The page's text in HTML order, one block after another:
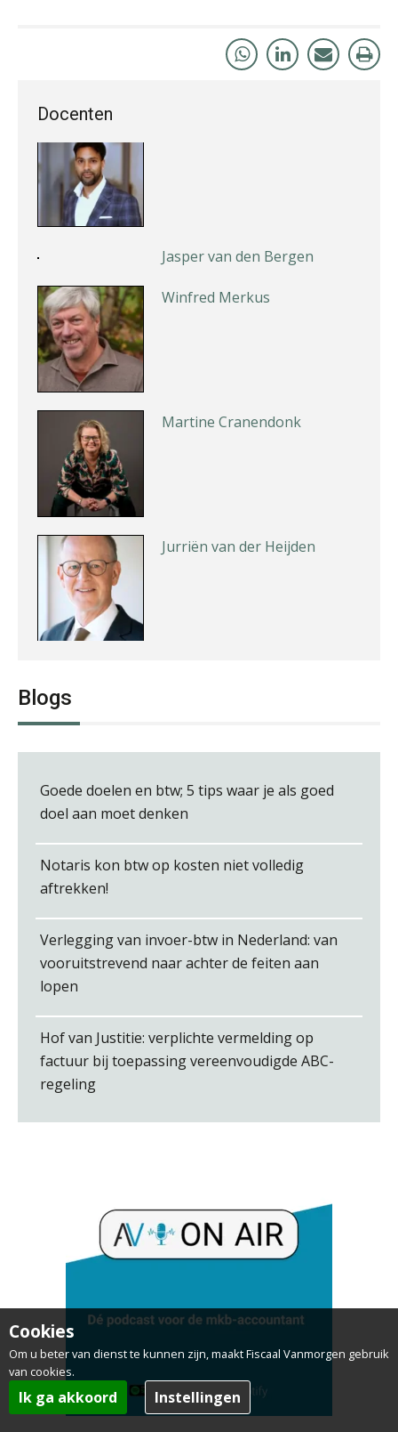
Docenten
Rakesh Ghirah
Erik van Toledo
Blogs
Goede doelen en btw; 5 tips waar je als goed
doel aan moet denken
Notaris kon btw op kosten niet volledig
aftrekken!
Verlegging van invoer-btw in Nederland: van
vooruitstrevend naar achter de feiten aan
lopen
Hof van Justitie: verplichte vermelding op
factuur bij toepassing vereenvoudigde ABC-
regeling
Cookies
Om u beter van dienst te kunnen zijn, maakt Fiscaal Vanmorgen gebruik
van cookies.
Ik ga akkoord Instellingen